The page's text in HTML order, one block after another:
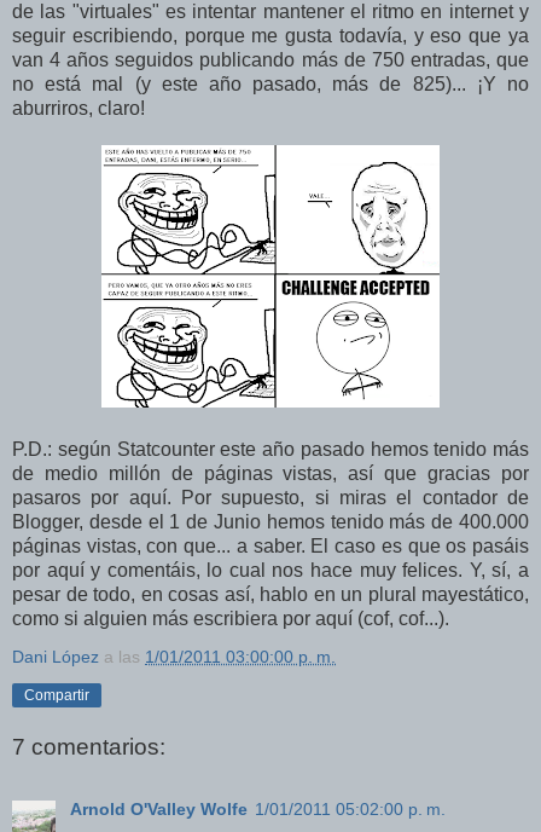
de las "virtuales" es intentar mantener el ritmo en internet y
seguir escribiendo, porque me gusta todavía, y eso que ya
van 4 años seguidos publicando más de 750 entradas, que
no está mal (y este año pasado, más de 825)... ¡Y no
aburriros, claro!
P.D.: según Statcounter este año pasado hemos tenido más
de medio millón de páginas vistas, así que gracias por
pasaros por aquí. Por supuesto, si miras el contador de
Blogger, desde el 1 de Junio hemos tenido más de 400.000
páginas vistas, con que... a saber. El caso es que os pasáis
por aquí y comentáis, lo cual nos hace muy felices. Y, sí, a
pesar de todo, en cosas así, hablo en un plural mayestático,
como si alguien más escribiera por aquí (cof, cof...).
Dani López a las 1/01/2011 03:00:00 p. m.
Compartir
7 comentarios:
Arnold O'Valley Wolfe 1/01/2011 05:02:00 p. m.